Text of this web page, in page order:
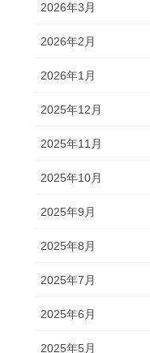
2026年3月
2026年2月
2026年1月
2025年12月
2025年11月
2025年10月
2025年9月
2025年8月
2025年7月
2025年6月
2025年5月